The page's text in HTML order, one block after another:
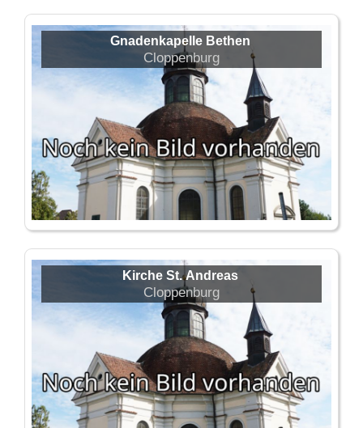
Gnadenkapelle Bethen
Cloppenburg
Kirche St. Andreas
Cloppenburg